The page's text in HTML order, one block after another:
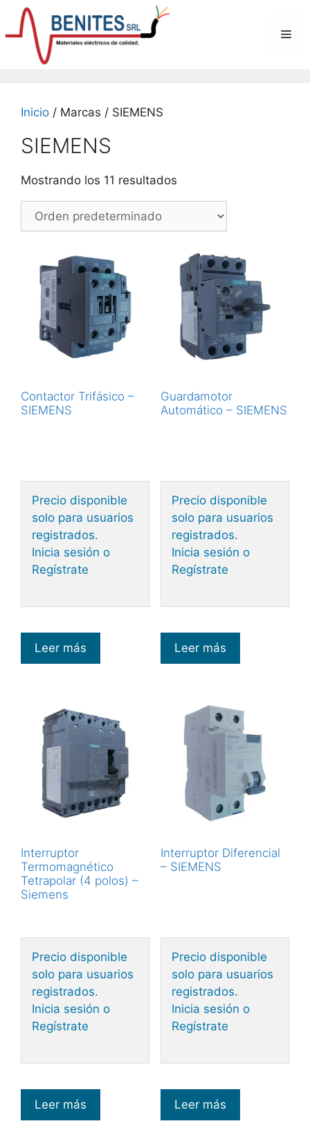
Saltar
contenido
Inicio / Marcas / SIEMENS
SIEMENS
Mostrando los 11 resultados
Contactor Trifásico –
SIEMENS
Precio disponible
solo para usuarios
registrados.
Inicia sesión o
Regístrate
Leer más
Guardamotor
Automático – SIEMENS
Precio disponible
solo para usuarios
registrados.
Inicia sesión o
Regístrate
Leer más
Interruptor
Termomagnético
Tetrapolar (4 polos) –
Siemens
Precio disponible
solo para usuarios
registrados.
Inicia sesión o
Regístrate
Leer más
Interruptor Diferencial
– SIEMENS
Precio disponible
solo para usuarios
registrados.
Inicia sesión o
Regístrate
Leer más